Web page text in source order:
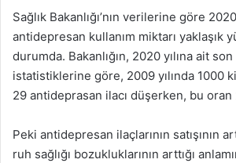
Sağlık Bakanlığı’nın verilerine göre
antidepresan kullanım miktarı yaklaşık
durumda. Bakanlığın, 2020 yılına ait son
istatistiklerine göre, 2009 yılında 1000
29 antideprasan ilacı düşerken, bu oran
Peki antidepresan ilaçlarının satışının
ruh sağlığı bozukluklarının arttığı